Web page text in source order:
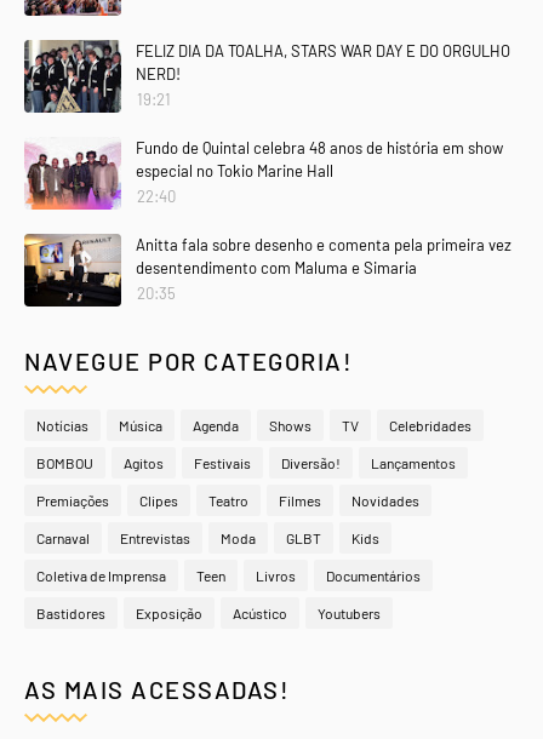
FELIZ DIA DA TOALHA, STARS WAR DAY E DO ORGULHO
NERD!
19:21
Fundo de Quintal celebra 48 anos de história em show
especial no Tokio Marine Hall
22:40
Anitta fala sobre desenho e comenta pela primeira vez
desentendimento com Maluma e Simaria
20:35
NAVEGUE POR CATEGORIA!
Notícias Música Agenda Shows TV Celebridades
BOMBOU Agitos Festivais Diversão! Lançamentos
Premiações Clipes Teatro Filmes Novidades
Carnaval Entrevistas Moda GLBT Kids
Coletiva de Imprensa Teen Livros Documentários
Bastidores Exposição Acústico Youtubers
AS MAIS ACESSADAS!